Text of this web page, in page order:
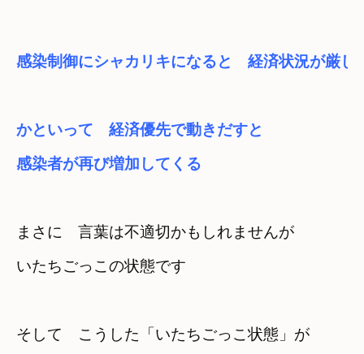
かといって　経済優先で動きだすと
感染者が再び増加してくる
まさに　言葉は不適切かもしれませんが
いたちごっこの状態です
そして　こうした「いたちごっこ状態」が